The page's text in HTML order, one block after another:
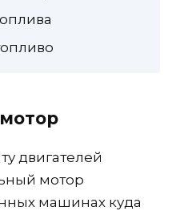
двигателей
мотор
машинах куда